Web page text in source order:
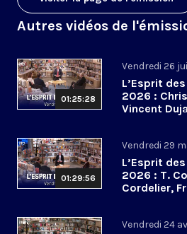
Autres vidéos de
01:25:28
Vendredi 26
L’Esprit
2026 :
Vincent
01:29:56
Vendredi 29
L’Esprit
2026 : T.
Cordelier,
Vendredi 24